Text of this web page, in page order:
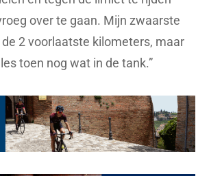
over te gaan. Mijn zwaarste
2 voorlaatste kilometers, maar
toen nog wat in de tank.”